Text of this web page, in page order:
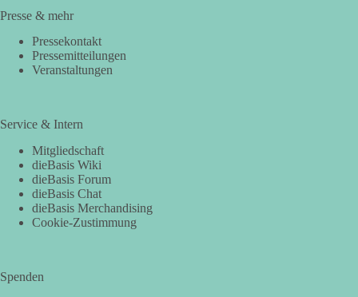
Presse & mehr
Pressekontakt
Pressemitteilungen
Veranstaltungen
Service & Intern
Mitgliedschaft
dieBasis Wiki
dieBasis Forum
dieBasis Chat
dieBasis Merchandising
Cookie-Zustimmung
Spenden